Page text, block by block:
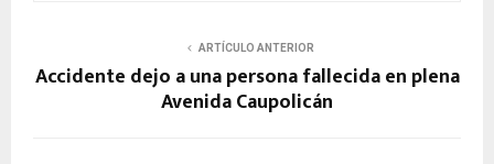
ARTÍCULO ANTERIOR
Accidente dejo a una persona fallecida en plena
Avenida Caupolicán